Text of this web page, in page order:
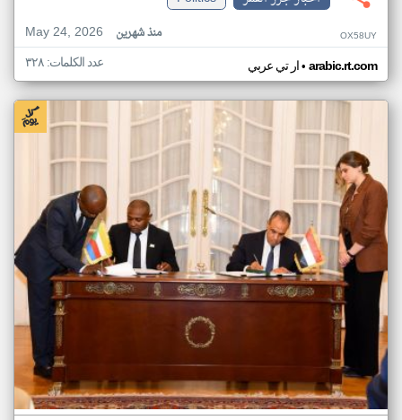
May 24, 2026
منذ شهرين OX58UY
ار تي عربي• arabic.rt.com عدد الكلمات: ٣٢٨